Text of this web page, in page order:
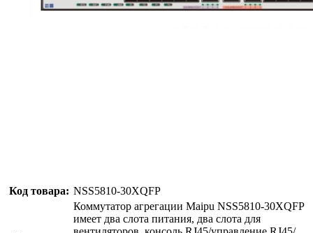
Код товара: NSS5810-30XQFP
Коммутатор агрегации Maipu NSS5810-30XQFP
имеет два слота питания, два слота для